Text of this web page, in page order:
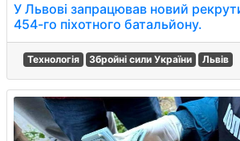
У Львові запрацював новий
454-го піхотного батальйону.
Технологія Збройні сили України Львів